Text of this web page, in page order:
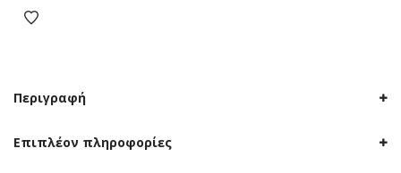
μπλε
Περιγραφή
Επιπλέον πληροφορίες